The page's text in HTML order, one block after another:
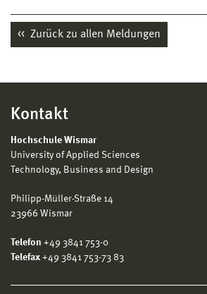
Zurück zu allen Meldungen
Kontakt
Hochschule Wismar
University of Applied Sciences
Technology, Business and Design
Philipp-Müller-Straße 14
23966 Wismar
Telefon +49 3841 753-0
Telefax +49 3841 753-73 83